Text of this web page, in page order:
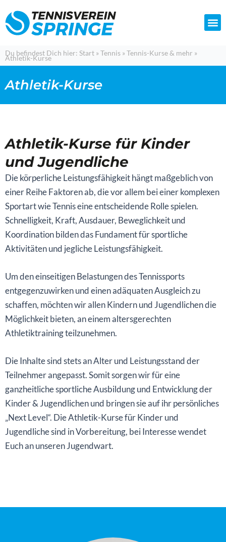
Inhalt
springen
Du befindest Dich hier: Start »Tennis »Tennis-Kurse & mehr »
Athletik-Kurse
Athletik-Kurse
Athletik-Kurse für Kinder
und Jugendliche
Die körperliche Leistungsfähigkeit hängt maßgeblich von
einer Reihe Faktoren ab, die vor allem bei einer komplexen
Sportart wie Tennis eine entscheidende Rolle spielen.
Schnelligkeit, Kraft, Ausdauer, Beweglichkeit und
Koordination bilden das Fundament für sportliche
Aktivitäten und jegliche Leistungsfähigkeit.
Um den einseitigen Belastungen des Tennissports
entgegenzuwirken und einen adäquaten Ausgleich zu
schaffen, möchten wir allen Kindern und Jugendlichen die
Möglichkeit bieten, an einem altersgerechten
Athletiktraining teilzunehmen.
Die Inhalte sind stets an Alter und Leistungsstand der
Teilnehmer angepasst. Somit sorgen wir für eine
ganzheitliche sportliche Ausbildung und Entwicklung der
Kinder & Jugendlichen und bringen sie auf ihr persönliches
„Next Level“. Die Athletik-Kurse für Kinder und
Jugendliche sind in Vorbereitung, bei Interesse wendet
Euch an unseren Jugendwart.